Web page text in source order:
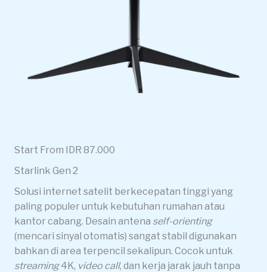
Start From IDR 87.000
Starlink Gen 2
Solusi internet satelit berkecepatan tinggi yang
paling populer untuk kebutuhan rumahan atau
kantor cabang. Desain antena self-orienting
(mencari sinyal otomatis) sangat stabil digunakan
bahkan di area terpencil sekalipun. Cocok untuk
streaming4K, video call, dan kerja jarak jauh tanpa